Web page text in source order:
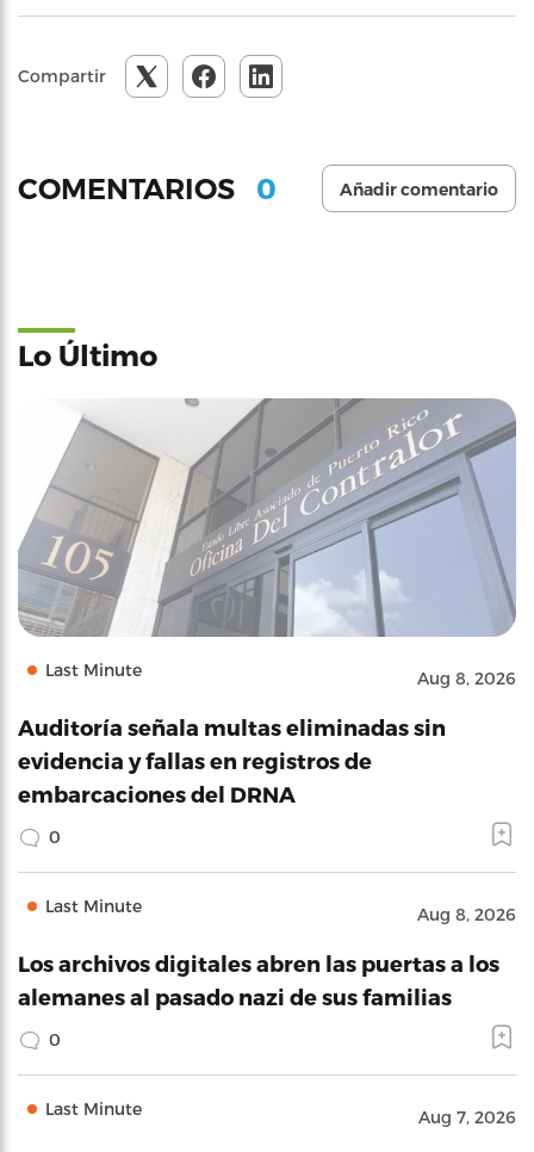
Compartir
COMENTARIOS 0 Añadir comentario
Lo Último
Last Minute Aug 8, 2026
Auditoría señala multas eliminadas sin
evidencia y fallas en registros de
embarcaciones del DRNA
0
Last Minute Aug 8, 2026
Los archivos digitales abren las puertas a los
alemanes al pasado nazi de sus familias
0
Last Minute Aug 7, 2026